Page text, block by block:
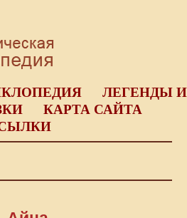
ЛЕГЕНДЫ И
КАРТА САЙТА